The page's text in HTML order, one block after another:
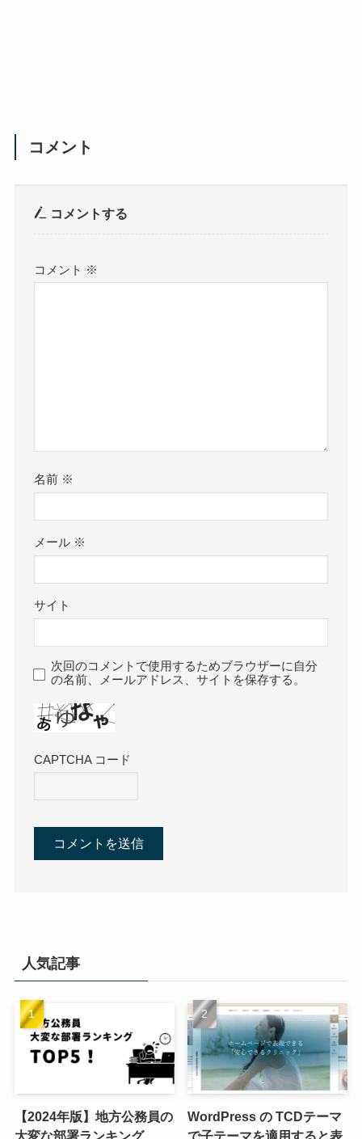
コメント
コメントする
コメント ※
名前 ※
メール ※
サイト
次回のコメントで使用するためブラウザーに自分
の名前、メールアドレス、サイトを保存する。
CAPTCHA コード
人気記事
【2024年版】地方公務員の
大変な部署ランキング
WordPress の TCDテーマ
で子テーマを適用すると表